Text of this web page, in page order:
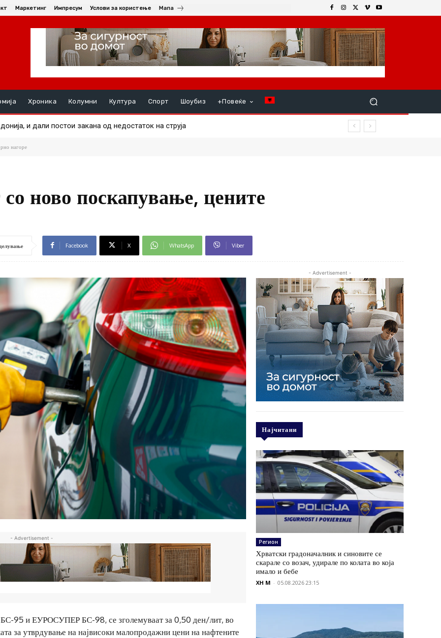
Маркетинг Импресум Услови за користење Мапа
Хроника Колумни Култура Спорт Шоубиз +Повеќе
и дали постои закана од недостаток на струја
маж во еден од пожарите
нагоре
ново поскапување, цените
Facebook X WhatsApp Viber
- Advertisement -
95 и ЕУРОСУПЕР БС-98, се зголемуваат за 0,50 ден/лит, во
за утврдување на највисоки малопродажни цени на нафтените
- Advertisement -
Најчитани
Регион
Хрватски градоначалник и синовите се
скарале со возач, удирале по колата во која
имало и бебе
XH M - 05.08.2026 23:15